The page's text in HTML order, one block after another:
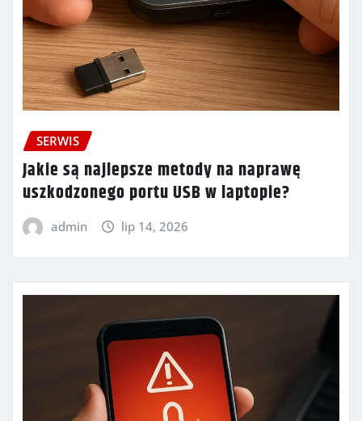
SERWIS
Jakie są najlepsze metody na naprawę
uszkodzonego portu USB w laptopie?
admin lip 14, 2026